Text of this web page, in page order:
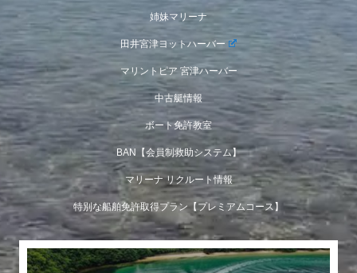
姉妹マリーナ
田井宮津ヨットハーバー
マリントピア 宮津ハーバー
中古艇情報
ボート免許教室
BAN【会員制救助システム】
マリーナ リクルート情報
特別な船舶免許取得プラン【プレミアムコース】